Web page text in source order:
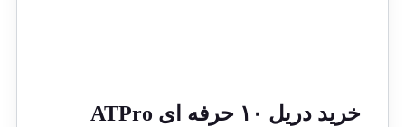
خرید دریل ۱۰ حرفه ای ATPro